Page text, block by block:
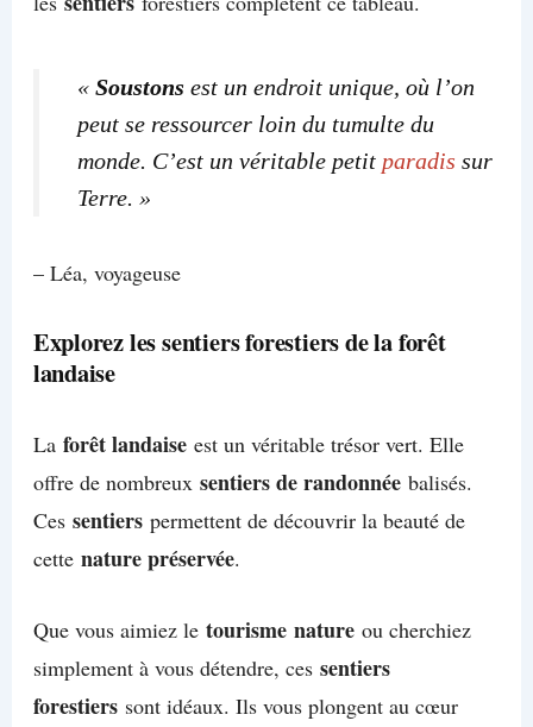
« Soustons est un endroit unique, où l’on
peut se ressourcer loin du tumulte du
monde. C’est un véritable petit paradis sur
Terre. »
– Léa, voyageuse
Explorez les sentiers forestiers de la forêt
landaise
La forêt landaiseest un véritable trésor vert. Elle
offre de nombreux sentiers de randonnéebalisés.
Ces sentierspermettent de découvrir la beauté de
cette nature préservée.
Que vous aimiez le tourisme natureou cherchiez
simplement à vous détendre, ces sentiers
forestierssont idéaux. Ils vous plongent au cœur